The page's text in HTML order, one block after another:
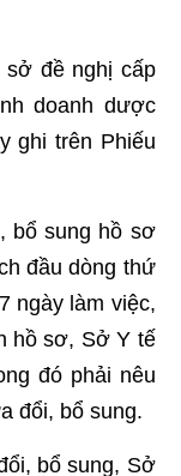
đề nghị cấp
doanh dược
ghi trên Phiếu
bổ sung hồ sơ
đầu dòng thứ
ngày làm việc,
hồ sơ, Sở Y tế
đó phải nêu
đổi, bổ sung.
bổ sung, Sở